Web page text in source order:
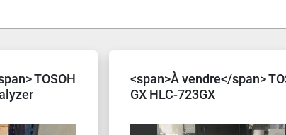
TOSOH
<span>À vendre</span>
GX HLC-723GX